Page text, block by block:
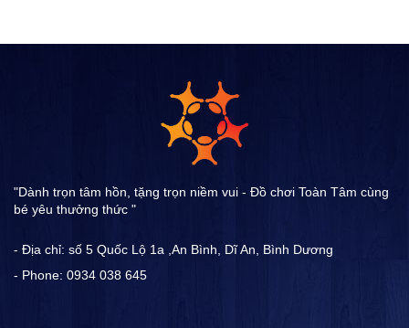
"Dành trọn tâm hồn, tặng trọn niềm vui - Đồ chơi Toàn Tâm cùng
bé yêu thưởng thức "
- Địa chỉ: số 5 Quốc Lộ 1a ,An Bình, Dĩ An, Bình Dương
- Phone: 0934 038 645